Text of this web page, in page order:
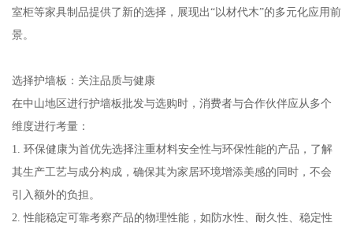
室柜等家具制品提供了新的选择，展现出“以材代木”的多元化应用前
景。
选择护墙板：关注品质与健康
在中山地区进行护墙板批发与选购时，消费者与合作伙伴应从多个
维度进行考量：
1. 环保健康为首优先选择注重材料安全性与环保性能的产品，了解
其生产工艺与成分构成，确保其为家居环境增添美感的同时，不会
引入额外的负担。
2. 性能稳定可靠考察产品的物理性能，如防水性、耐久性、稳定性